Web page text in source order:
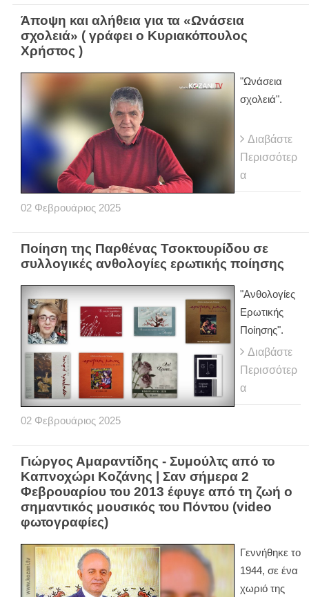
Άποψη και αλήθεια για τα «Ωνάσεια
σχολειά» ( γράφει ο Κυριακόπουλος
Χρήστος )
"Ωνάσεια
σχολειά".
Διαβάστε
Περισσότερ
α
02 Φεβρουάριος 2025
Ποίηση της Παρθένας Τσοκτουρίδου σε
συλλογικές ανθολογίες ερωτικής ποίησης
"Ανθολογίες
Ερωτικής
Ποίησης".
Διαβάστε
Περισσότερ
α
02 Φεβρουάριος 2025
Γιώργος Αμαραντίδης - Συμούλτς από το
Καπνοχώρι Κοζάνης | Σαν σήμερα 2
Φεβρουαρίου του 2013 έφυγε από τη ζωή ο
σημαντικός μουσικός του Πόντου (video
φωτογραφίες)
Γεννήθηκε το
1944, σε ένα
χωριό της